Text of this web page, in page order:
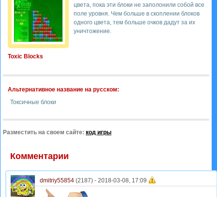
Toxic Blocks
цвета, пока эти блоки не заполонили собой все
поле уровня. Чем больше в скоплении блоков
одного цвета, тем больше очков дадут за их
уничтожение.
Альтернативное название на русском:
Токсичные блоки
Разместить на своем сайте: код игры
Комментарии
dmitriy55854 (2187) - 2018-03-08, 17:09